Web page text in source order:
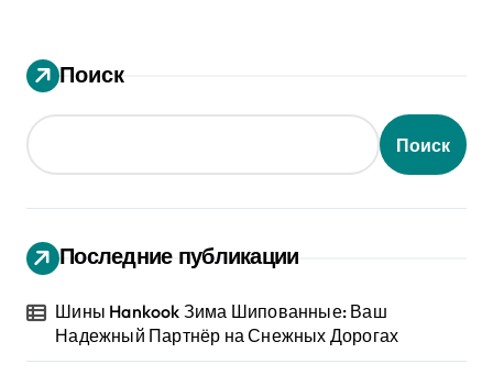
Поиск
Поиск
Последние публикации
Шины Hankook Зима Шипованные: Ваш
Надежный Партнёр на Снежных Дорогах